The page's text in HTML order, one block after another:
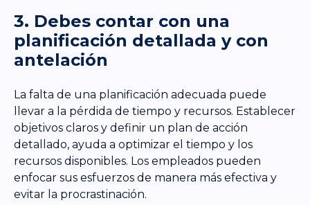
3. Debes contar con una
planificación detallada y con
antelación
La falta de una planificación adecuada puede
llevar a la pérdida de tiempo y recursos. Establecer
objetivos claros y definir un plan de acción
detallado, ayuda a optimizar el tiempo y los
recursos disponibles. Los empleados pueden
enfocar sus esfuerzos de manera más efectiva y
evitar la procrastinación.